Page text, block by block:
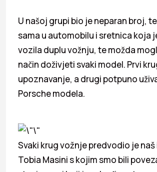
U našoj grupi bio je neparan broj,
sama u automobilu i sretnica koja
vozila duplu vožnju, te možda
način doživjeti svaki model. Prvi
upoznavanje, a drugi potpuno
Porsche modela.
Svaki krug vožnje predvodio je
Tobia Masini s kojim smo bili